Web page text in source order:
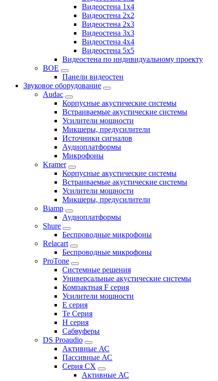
Видеостена 1x4
Видеостена 2x2
Видеостена 2x3
Видеостена 3x3
Видеостена 4x4
Видеостена 5x5
Видеостена по индивидуальному проекту
BOE
Панели видеостен
Звуковое оборудование
Audac
Корпусные акустические системы
Встраиваемые акустические системы
Усилители мощности
Микшеры, предусилители
Источники сигналов
Аудиоплатформы
Микрофоны
Kramer
Корпусные акустические системы
Встраиваемые акустические системы
Усилители мощности
Микшеры, предусилители
Biamp
Аудиоплатформы
Shure
Беспроводные микрофоны
Relacart
Беспроводные микрофоны
ProTone
Системные решения
Универсальные акустические системы
Компактная F серия
Усилители мощности
E серия
Te Серия
H серия
Сабвуферы
DS Proaudio
Активные АС
Пассивные АС
Серия CX
Активные АС